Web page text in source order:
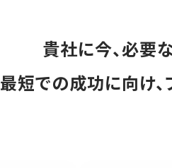
貴社に今、必要
最短での成功に向け、